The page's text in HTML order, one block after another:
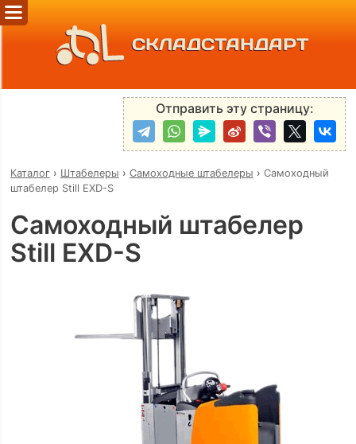
СКЛАДСТАНДАРТ
Отправить эту страницу:
Каталог› Штабелеры › Самоходные штабелеры › Самоходный
штабелер Still EXD-S
Самоходный штабелер
Still EXD-S